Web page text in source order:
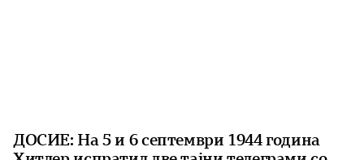
ДОСИЕ: На 5 и 6 септември 1944 година